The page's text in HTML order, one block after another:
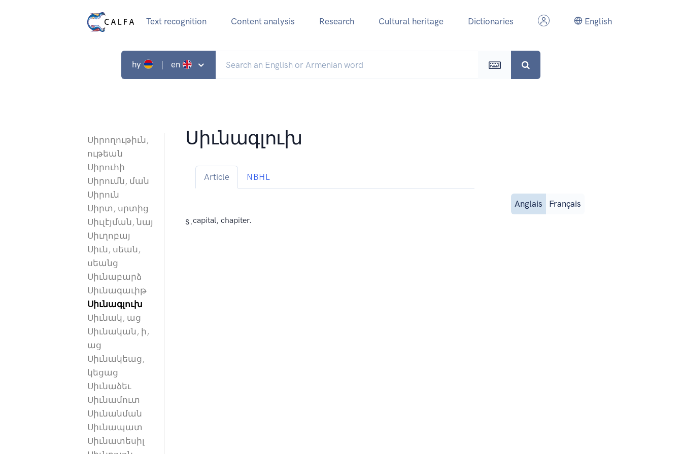
Text recognition Content analysis Research Cultural heritage Dictionaries English
hy | en
Սիրողութիւն,
ութեան
Սիրուհի
Սիրումն, ման
Սիրուն
Սիրտ, սրտից
Սիւլէյման, նայ
Սիւղոբայ
Սիւն, սեան,
սեանց
Սիւնաբարձ
Սիւնագաւիթ
Սիւնագլուխ
Սիւնակ, աց
Սիւնական, ի,
աց
Սիւնակեաց,
կեցաց
Սիւնաձեւ
Սիւնամուտ
Սիւնանման
Սիւնապատ
Սիւնատեսիլ
Սիւնագլուխ
Article NBHL
Anglais Français
s.capital, chapiter.